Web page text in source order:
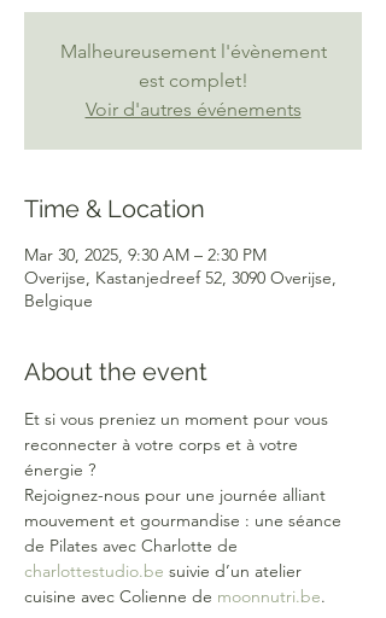
Malheureusement l'évènement
est complet!
Voir d'autres événements
Time & Location
Mar 30, 2025, 9:30 AM – 2:30 PM
Overijse, Kastanjedreef 52, 3090 Overijse,
Belgique
About the event
Et si vous preniez un moment pour vous
reconnecter à votre corps et à votre
énergie ?
Rejoignez-nous pour une journée alliant
mouvement et gourmandise : une séance
de Pilates avec Charlotte de
charlottestudio.be suivie d’un atelier
cuisine avec Colienne de moonnutri.be.